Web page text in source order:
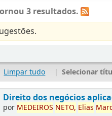
3 resultados.
Limpar tudo | Selecionar
Direito dos negócios
por MEDEIROS NETO, Elias